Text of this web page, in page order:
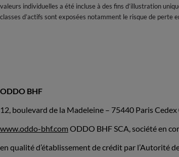
valeurs individuelles a été incluse à des fins d’illustration
classes d’actifs sont exposées notamment le risque de perte
ODDO BHF
12, boulevard de la Madeleine – 75440 Paris
www.oddo-bhf.com ODDO BHF SCA, société en
en qualité d’établissement de crédit par l’Autorité